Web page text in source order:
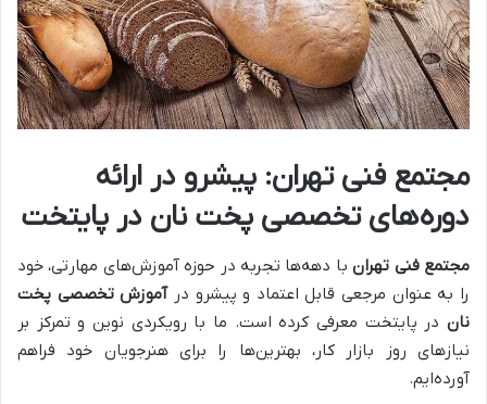
مجتمع فنی تهران: پیشرو در ارائه
دوره‌های تخصصی پخت نان در پایتخت
مجتمع فنی تهرانبا دهه‌ها تجربه در حوزه آموزش‌های مهارتی، خود
را به عنوان مرجعی قابل اعتماد و پیشرو درآموزش تخصصی پخت
نان در پایتخت معرفی کرده است. ما با رویکردی نوین و تمرکز بر
نیازهای روز بازار کار، بهترین‌ها را برای هنرجویان خود فراهم
آورده‌ایم.